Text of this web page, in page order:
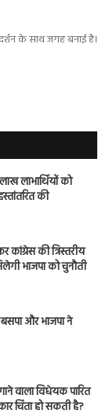
के साथ जगह बनाई है।
लाभार्थियों को
की
की त्रिस्तरीय
भाजपा को चुनौती
और भाजपा ने
वाला विधेयक पारित
चिंता हो सकती है?